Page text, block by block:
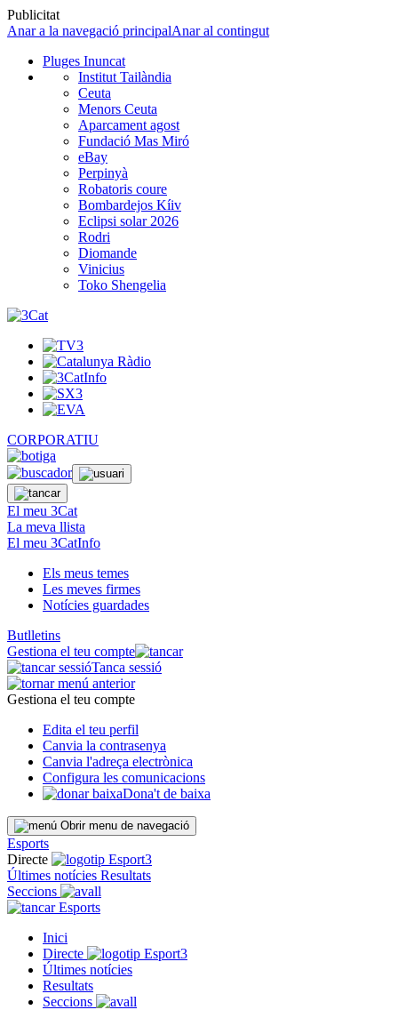
Publicitat
Anar a la navegació principalAnar al contingut
Pluges Inuncat
Institut Tailàndia
Ceuta
Menors Ceuta
Aparcament agost
Fundació Mas Miró
eBay
Perpinyà
Robatoris coure
Bombardejos Kíiv
Eclipsi solar 2026
Rodri
Diomande
Vinicius
Toko Shengelia
CORPORATIU
El meu 3Cat
La meva llista
El meu 3CatInfo
Els meus temes
Les meves firmes
Notícies guardades
Butlletins
Gestiona el teu compte
Tanca sessió
Gestiona el teu compte
Edita el teu perfil
Canvia la contrasenya
Canvia l'adreça electrònica
Configura les comunicacions
Dona't de baixa
Obrir menu de navegació
Esports
Directe
Últimes notícies Resultats
Seccions
Esports
Inici
Directe
Últimes notícies
Resultats
Seccions